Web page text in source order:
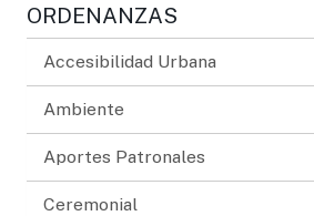
ORDENANZAS
Accesibilidad Urbana
Ambiente
Aportes Patronales
Ceremonial